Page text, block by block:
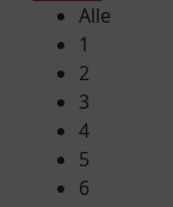
Alle
1
2
3
4
5
6